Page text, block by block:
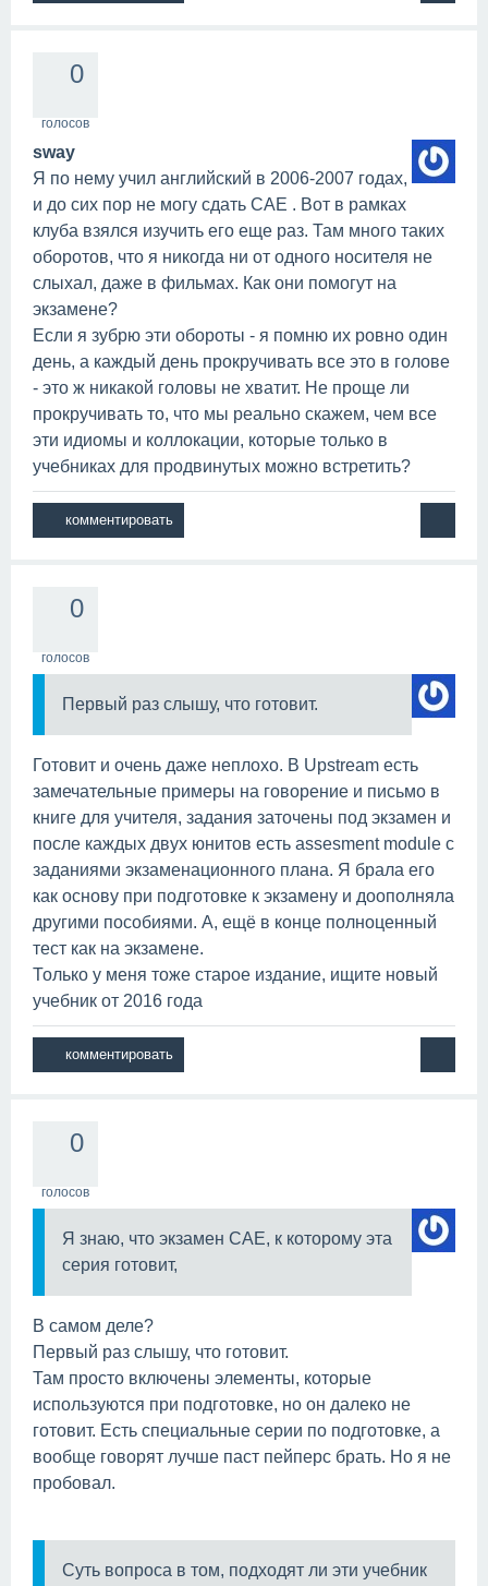
0
голосов
sway
Я по нему учил английский в 2006-2007 годах,
и до сих пор не могу сдать САЕ . Вот в рамках
клуба взялся изучить его еще раз. Там много таких
оборотов, что я никогда ни от одного носителя не
слыхал, даже в фильмах. Как они помогут на
экзамене?
Если я зубрю эти обороты - я помню их ровно один
день, а каждый день прокручивать все это в голове
- это ж никакой головы не хватит. Не проще ли
прокручивать то, что мы реально скажем, чем все
эти идиомы и коллокации, которые только в
учебниках для продвинутых можно встретить?
0
голосов
Первый раз слышу, что готовит.
Готовит и очень даже неплохо. В Upstream есть
замечательные примеры на говорение и письмо в
книге для учителя, задания заточены под экзамен и
после каждых двух юнитов есть assesment module с
заданиями экзаменационного плана. Я брала его
как основу при подготовке к экзамену и доополняла
другими пособиями. А, ещё в конце полноценный
тест как на экзамене.
Только у меня тоже старое издание, ищите новый
учебник от 2016 года
0
голосов
Я знаю, что экзамен САЕ, к которому эта
серия готовит,
В самом деле?
Первый раз слышу, что готовит.
Там просто включены элементы, которые
используются при подготовке, но он далеко не
готовит. Есть специальные серии по подготовке, а
вообще говорят лучше паст пейперс брать. Но я не
пробовал.
Суть вопроса в том, подходят ли эти учебник